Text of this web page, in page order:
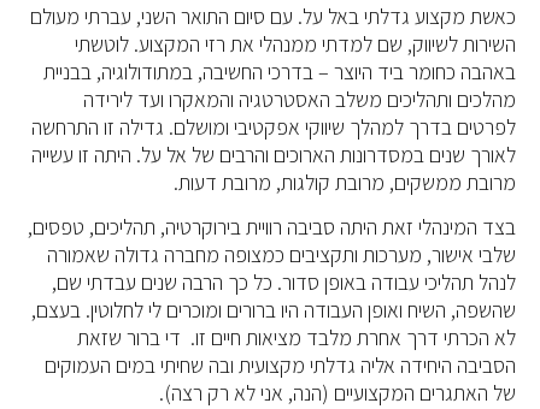
כאשת מקצוע גדלתי באל על. עם סיום התואר השני, עברתי מעולם
השירות לשיווק, שם למדתי ממנהלי את רזי המקצוע. לוטשתי
באהבה כחומר ביד היוצר – בדרכי החשיבה, במתודולוגיה, בבניית
מהלכים ותהליכים משלב האסטרטגיה והמאקרו ועד לירידה
לפרטים בדרך למהלך שיווקי אפקטיבי ומושלם. גדילה זו התרחשה
לאורך שנים במסדרונות הארוכים והרבים של אל על. היתה זו עשייה
מרובת ממשקים, מרובת קולגות, מרובת דעות.
בצד המינהלי זאת היתה סביבה רוויית בירוקרטיה, תהליכים, טפסים,
שלבי אישור, מערכות ותקציבים כמצופה מחברה גדולה שאמורה
לנהל תהליכי עבודה באופן סדור. כל כך הרבה שנים עבדתי שם,
שהשפה, השיח ואופן העבודה היו ברורים ומוכרים לי לחלוטין. בעצם,
לא הכרתי דרך אחרת מלבד מציאות חיים זו. די ברור שזאת
הסביבה היחידה אליה גדלתי מקצועית ובה שחיתי במים העמוקים
של האתגרים המקצועיים (הנה, אני לא רק רצה).